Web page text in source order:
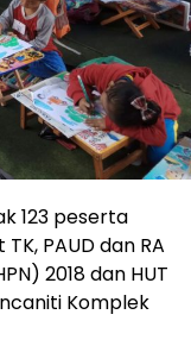
123 peserta
PAUD dan RA
2018 dan HUT
Komplek